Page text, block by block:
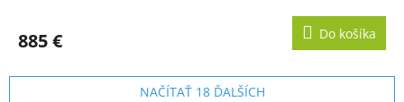
885 € Do košíka
NAČÍTAŤ 18 ĎALŠÍCH